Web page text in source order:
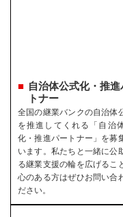
自治体公式化・推進
トナー
全国の継業バンクの自治体
を推進してくれる「自治
化・推進パートナー」を募
います。私たちと一緒に公
る継業支援の輪を広げるこ
心のある方はぜひお問い合
ださい。